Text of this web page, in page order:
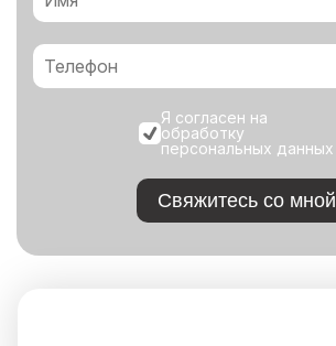
Я согласен на
обработку
персональных данных
Свяжитесь со мной